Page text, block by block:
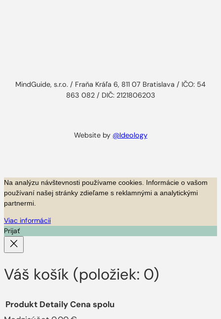
MindGuide, s.r.o. / Fraňa Kráľa 6, 811 07 Bratislava / IČO: 54
863 082 / DIČ: 2121806203
Website by @Ideology
Na analýzu návštevnosti používame cookies. Informácie o vašom
používaní našej stránky zdieľame s reklamnými a analytickými
partnermi.
Viac informácií
Prijať
Váš košík (položiek: 0)
Produkt DetailyCena spolu